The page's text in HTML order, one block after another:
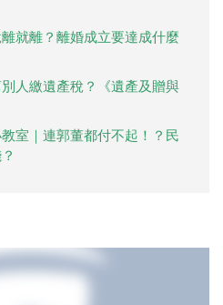
離就離？離婚成立要達成什麼
別人繳遺產稅？《遺產及贈與
教室｜連郭董都付不起！？民